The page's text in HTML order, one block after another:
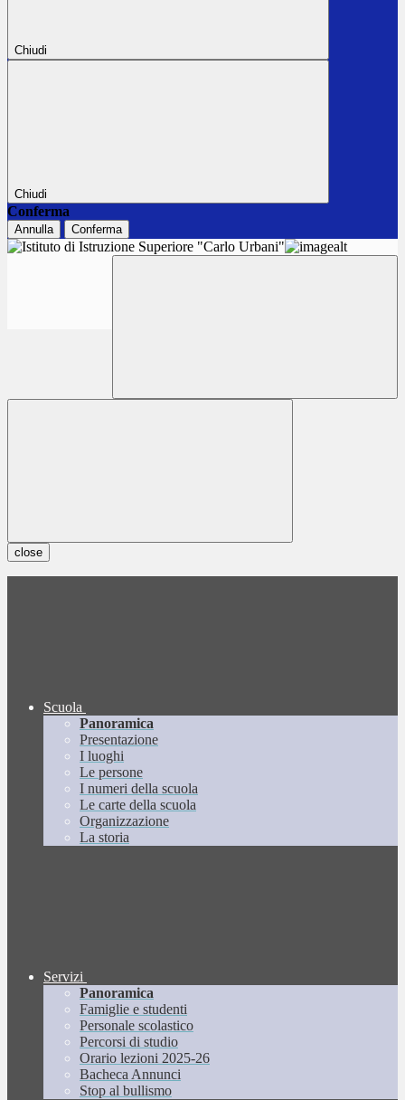
Chiudi
Chiudi
Conferma
Annulla Conferma
close
Scuola
Panoramica
Presentazione
I luoghi
Le persone
I numeri della scuola
Le carte della scuola
Organizzazione
La storia
Servizi
Panoramica
Famiglie e studenti
Personale scolastico
Percorsi di studio
Orario lezioni 2025-26
Bacheca Annunci
Stop al bullismo